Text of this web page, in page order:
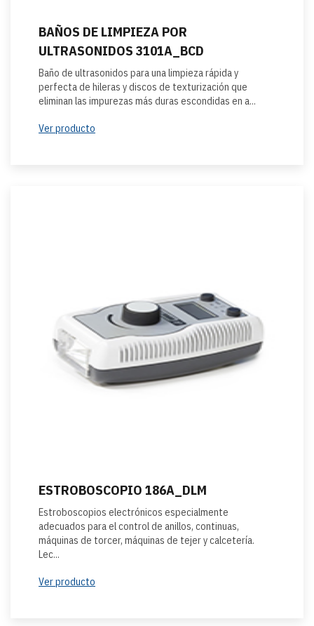
BAÑOS DE LIMPIEZA POR
ULTRASONIDOS 3101A_BCD
Baño de ultrasonidos para una limpieza rápida y
perfecta de hileras y discos de texturización que
eliminan las impurezas más duras escondidas en a...
Ver producto
ESTROBOSCOPIO 186A_DLM
Estroboscopios electrónicos especialmente
adecuados para el control de anillos, continuas,
máquinas de torcer, máquinas de tejer y calcetería.
Lec...
Ver producto